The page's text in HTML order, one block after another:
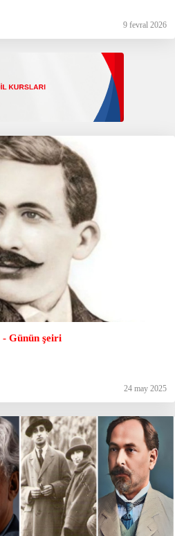
9 fevral 2026
- Günün şeiri
24 may 2025